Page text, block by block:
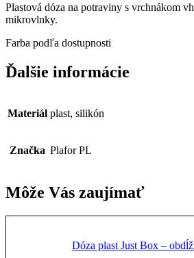
Plastová dóza na potraviny s vrchnákom
mikrovlnky.
Farba podľa dostupnosti
Ďalšie informácie
Materiál plast, silikón
Značka Plafor PL
Môže Vás zaujímať
Dóza plast Just Box –